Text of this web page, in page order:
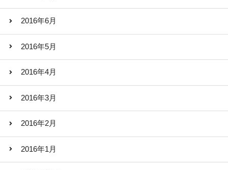
2016年6月
2016年5月
2016年4月
2016年3月
2016年2月
2016年1月